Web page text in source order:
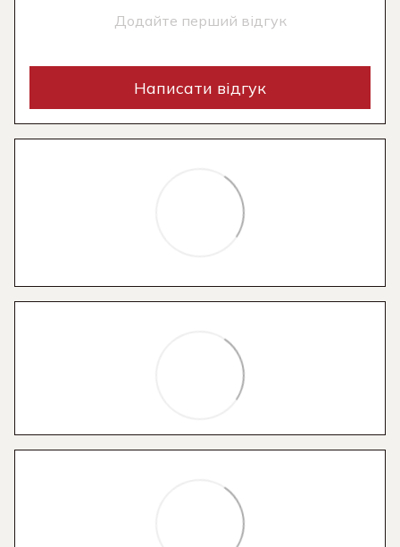
Додайте перший відгук
Написати відгук